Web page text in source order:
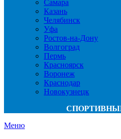
Самара
Казань
Челябинск
Уфа
Ростов-на-Дону
Волгоград
Пермь
Красноярск
Воронеж
Краснодар
Новокузнецк
Меню